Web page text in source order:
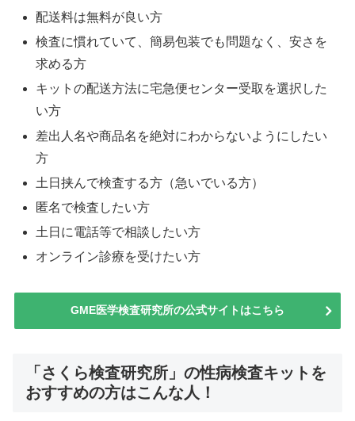
配送料は無料が良い方
検査に慣れていて、簡易包装でも問題なく、安さを
求める方
キットの配送方法に宅急便センター受取を選択した
い方
差出人名や商品名を絶対にわからないようにしたい
方
土日挟んで検査する方（急いでいる方）
匿名で検査したい方
土日に電話等で相談したい方
オンライン診療を受けたい方
GME医学検査研究所の公式サイトはこちら
「さくら検査研究所」の性病検査キットを
おすすめの方はこんな人！